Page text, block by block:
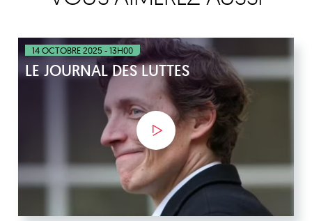
14 OCTOBRE 2025 - 13H00
LE JOURNAL DES LUTTES